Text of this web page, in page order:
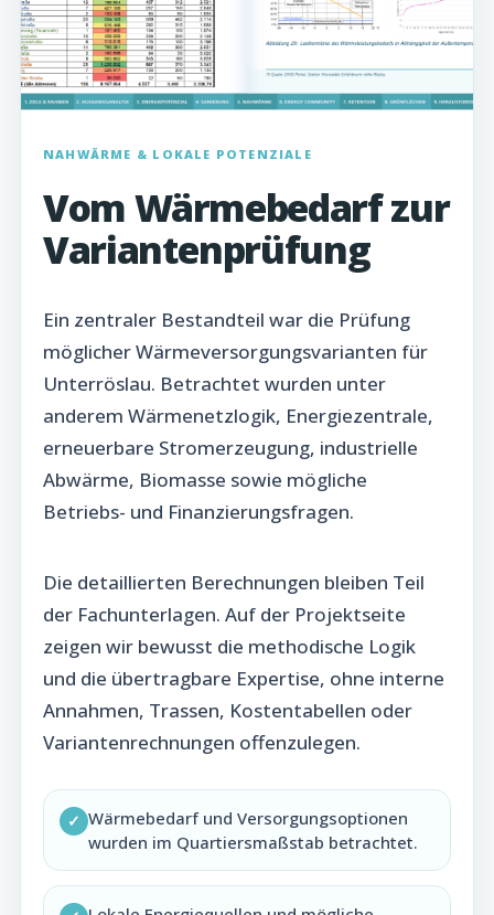
NAHWÄRME & LOKALE POTENZIALE
Vom Wärmebedarf zur
Variantenprüfung
Ein zentraler Bestandteil war die Prüfung
möglicher Wärmeversorgungsvarianten für
Unterröslau. Betrachtet wurden unter
anderem Wärmenetzlogik, Energiezentrale,
erneuerbare Stromerzeugung, industrielle
Abwärme, Biomasse sowie mögliche
Betriebs- und Finanzierungsfragen.
Die detaillierten Berechnungen bleiben Teil
der Fachunterlagen. Auf der Projektseite
zeigen wir bewusst die methodische Logik
und die übertragbare Expertise, ohne interne
Annahmen, Trassen, Kostentabellen oder
Variantenrechnungen offenzulegen.
✓ Wärmebedarf und Versorgungsoptionen
wurden im Quartiersmaßstab betrachtet.